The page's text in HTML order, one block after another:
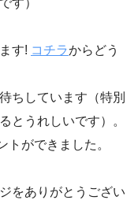
す）
す! コチラからどう
ちしています（特別
とうれしいです）。
ができました。
をありがとうござい